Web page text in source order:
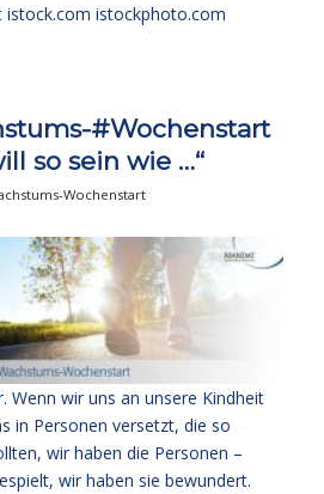
istock.com istockphoto.com
#Wochenstart
so sein wie …“
Wochenstart
Wenn wir uns an unsere Kindheit
in Personen versetzt, die so
wir haben die Personen –
wir haben sie bewundert.